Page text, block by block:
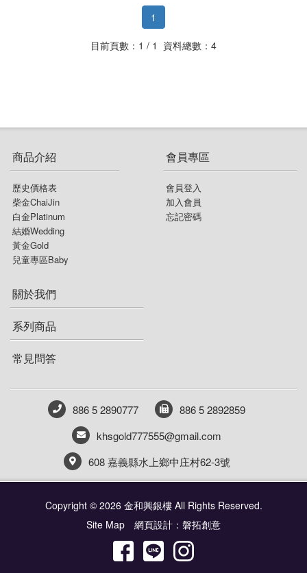
黃金女戒
神明金牌系列
1
目前頁數：1 / 1 資料總數：4
商品介紹
歷史價格表
柴金ChaiJin
白金Platinum
結婚Wedding
黃金Gold
兒童專區Baby
會員專區
會員登入
加入會員
忘記密碼
關於我們
系列商品
常見問答
886 5 2890777
886 5 2892859
khsgold777555@gmail.com
608 嘉義縣水上鄉中庄村62-3號
Copyright © 2026 金和興銀樓 All Rights Reserved.
Site Map
網頁設計：磐拓創意